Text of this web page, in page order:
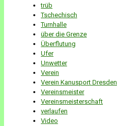
trüb
Tschechisch
Turnhalle
über die Grenze
Überflutung
Ufer
Unwetter
Verein
Verein Kanusport Dresden
Vereinsmeister
Vereinsmeisterschaft
verlaufen
Video